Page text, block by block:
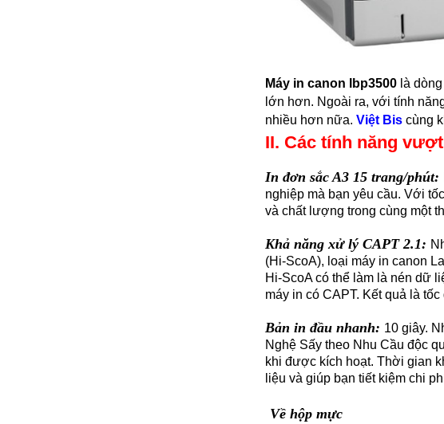
Máy in canon lbp3500 là dòng
lớn hơn. Ngoài ra, với tính
nhiều hơn nữa. Việt Biscùng
II. Các tính năng
In đơn sắc A3 15 trang/phút:
nghiệp mà bạn yêu cầu. Với
và chất lượng trong cùng một
Khả năng xử lý CAPT 2.1:
(Hi-ScoA), loại máy in canon
Hi-ScoA có thể làm là nén dữ
máy in có CAPT. Kết quả là
Bản in đầu nhanh: 10 giây.
Nghệ Sấy theo Nhu Cầu độc
khi được kích hoạt. Thời gian
liệu và giúp bạn tiết kiệm chi
Về hộp mực